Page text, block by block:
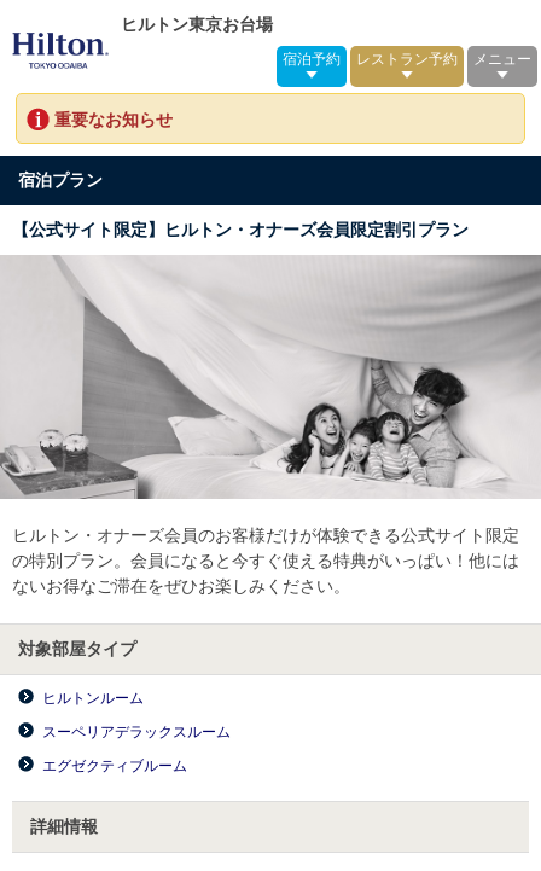
ヒルトン東京お台場
宿泊予約 レストラン予約 メニュー
重要なお知らせ
宿泊プラン
【公式サイト限定】ヒルトン・オナーズ会員限定割引プラン
ヒルトン・オナーズ会員のお客様だけが体験できる公式サイト限定
の特別プラン。会員になると今すぐ使える特典がいっぱい！他には
ないお得なご滞在をぜひお楽しみください。
対象部屋タイプ
ヒルトンルーム
スーペリアデラックスルーム
エグゼクティブルーム
詳細情報